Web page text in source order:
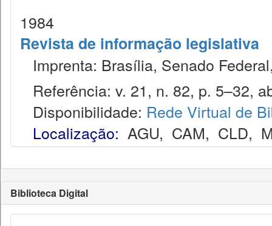
1984
Revista de informação legislativa
Imprenta: Brasília, Senado
Referência: v. 21, n. 82, p. 5–32,
Disponibilidade: Rede Virtual de
Localização: AGU, CAM, CLD,
Biblioteca Digital